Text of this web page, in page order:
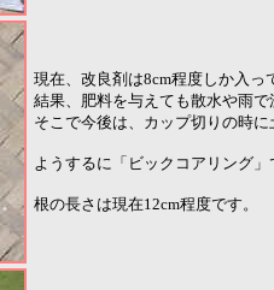
現在、改良剤は8cm程度しか入っ
結果、肥料を与えても散水や雨で
そこで今後は、カップ切りの時に
ようするに「ビックコアリング」
根の長さは現在12cm程度です。